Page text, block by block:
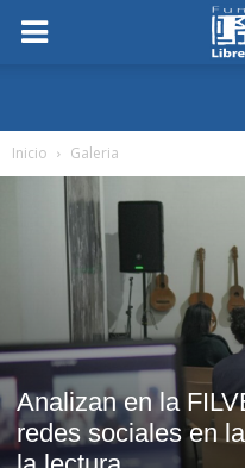
Inicio Galeria
Analizan en la
redes sociales en